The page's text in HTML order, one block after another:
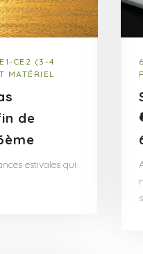
CE2 (3-4
MATÉRIEL
de
estivales qui